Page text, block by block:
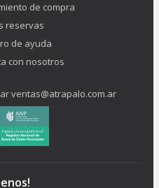
de compra
reservas
de ayuda
con nosotros
ventas@atrapalo.com.ar